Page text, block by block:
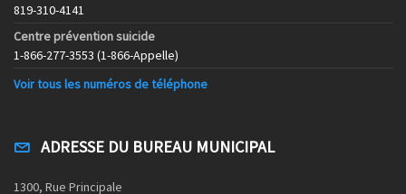
819-310-4141
Centre prévention suicide
1-866-277-3553 (1-866-Appelle)
Voir tous les numéros de téléphone
ADRESSE DU BUREAU MUNICIPAL
1300, Rue Principale